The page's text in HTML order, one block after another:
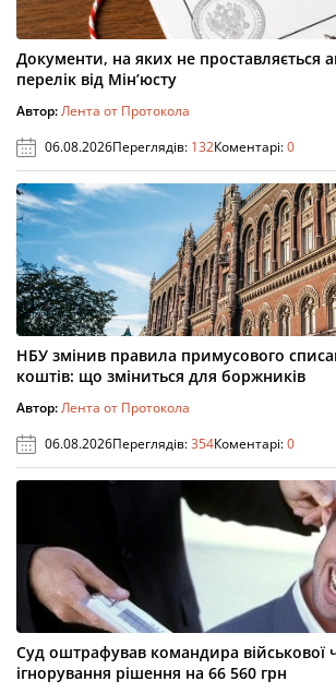
Документи, на яких не проставляється
перелік від Мін’юсту
Автор:Лента от Протокола
06.08.2026Переглядів: 132Коментарі:0
НБУ змінив правила примусового
коштів: що зміниться для боржників
Автор:Лента от Протокола
06.08.2026Переглядів:354Коментарі:0
Суд оштрафував командира військової
ігнорування рішення на 66 560 грн